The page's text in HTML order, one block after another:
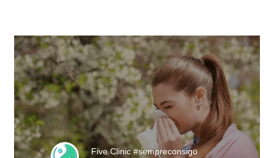
Five Clinic #sempreconsigo